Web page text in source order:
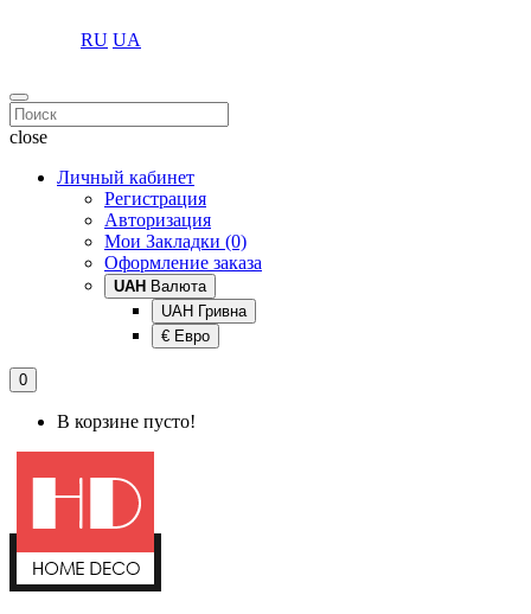
RU UA
close
Личный кабинет
Регистрация
Авторизация
Мои Закладки (0)
Оформление заказа
UAH Валюта
UAH Гривна
€ Евро
0
В корзине пусто!